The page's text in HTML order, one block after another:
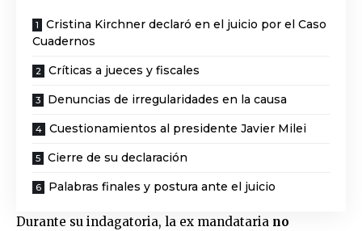
Cristina Kirchner declaró en el juicio por el Caso
Cuadernos
Críticas a jueces y fiscales
Denuncias de irregularidades en la causa
Cuestionamientos al presidente Javier Milei
Cierre de su declaración
Palabras finales y postura ante el juicio
Durante su indagatoria, la ex mandataria no